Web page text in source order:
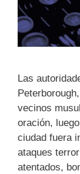
Las
vecinos
oración,
ciudad fuera
ataques
atentados,